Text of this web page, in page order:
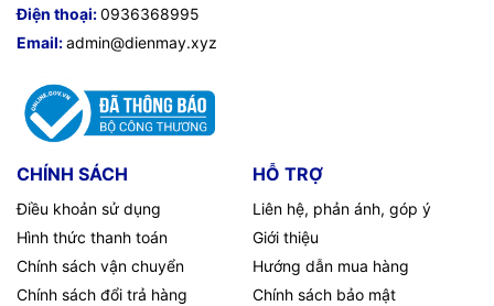
Điện thoại:0936368995
Email:admin@dienmay.xyz
CHÍNH SÁCH
Điều khoản sử dụng
Hình thức thanh toán
Chính sách vận chuyển
Chính sách đổi trả hàng
HỖ TRỢ
Liên hệ, phản ánh, góp ý
Giới thiệu
Hướng dẫn mua hàng
Chính sách bảo mật